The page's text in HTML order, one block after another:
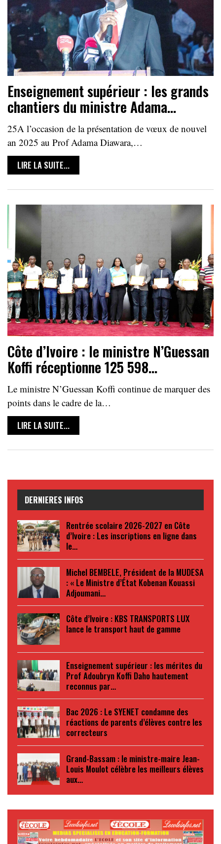
Enseignement supérieur : les grands
chantiers du ministre Adama…
25A l’occasion de la présentation de vœux de nouvel
an 2025 au Prof Adama Diawara,…
LIRE LA SUITE...
Côte d’Ivoire : le ministre N’Guessan
Koffi réceptionne 125 598…
Le ministre N’Guessan Koffi continue de marquer des
points dans le cadre de la…
LIRE LA SUITE...
DERNIERES INFOS
Rentrée scolaire 2026-2027 en Côte
d’Ivoire : Les inscriptions en ligne dans
le…
Michel BEMBELE, Président de la MUDESA
: « Le Ministre d’État Kobenan Kouassi
Adjoumani…
Côte d’Ivoire : KBS TRANSPORTS LUX
lance le transport haut de gamme
Enseignement supérieur : les mérites du
Prof Adoubryn Koffi Daho hautement
reconnus par…
Bac 2026 : Le SYENET condamne des
réactions de parents d’élèves contre les
correcteurs
Grand-Bassam : le ministre-maire Jean-
Louis Moulot célèbre les meilleurs élèves
aux…